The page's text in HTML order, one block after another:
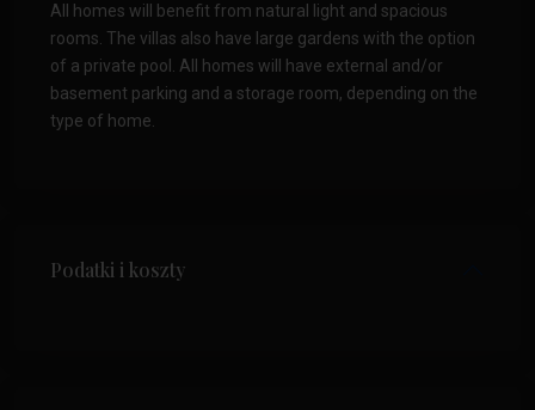
All homes will benefit from natural light and spacious
rooms. The villas also have large gardens with the option
of a private pool. All homes will have external and/or
basement parking and a storage room, depending on the
type of home.
Podatki i koszty